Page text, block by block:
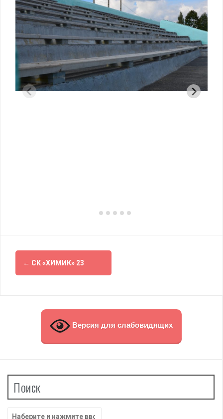
Навигация
по
← СК «ХИМИК» 23
Версия для слабовидящих
Поиск
Найти: